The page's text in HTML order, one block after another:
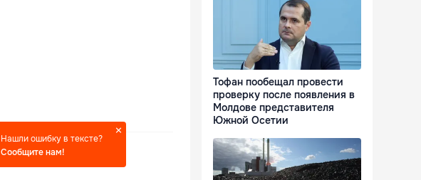
Нашли ошибку в тексте?
Сообщите нам!
Тофан пообещал провести
проверку после появления в
Молдове представителя
Южной Осетии